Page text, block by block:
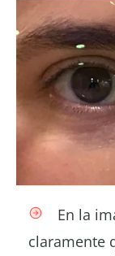
En la
claramente